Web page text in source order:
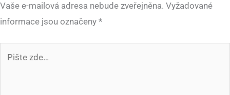
Vaše e-mailová adresa nebude zveřejněna. Vyžadované
informace jsou označeny *